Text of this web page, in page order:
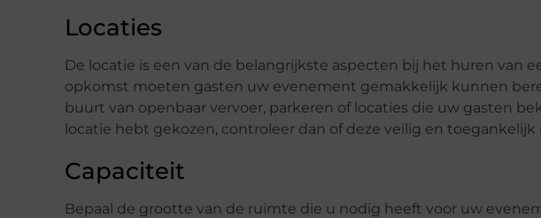
Locaties
De locatie is een van de belangrijkste aspecten bij het huren van
opkomst moeten gasten uw evenement gemakkelijk kunnen
buurt van openbaar vervoer, parkeren of locaties die uw gasten
locatie hebt gekozen, controleer dan of deze veilig en toegankelijk
Capaciteit
Bepaal de grootte van de ruimte die u nodig heeft voor uw